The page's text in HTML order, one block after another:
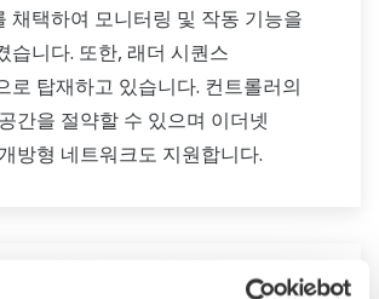
채택하여 모니터링 및 작동 기능을
습니다. 또한, 래더 시퀀스
로 탑재하고 있습니다. 컨트롤러의
간을 절약할 수 있으며 이더넷
방형 네트워크도 지원합니다.